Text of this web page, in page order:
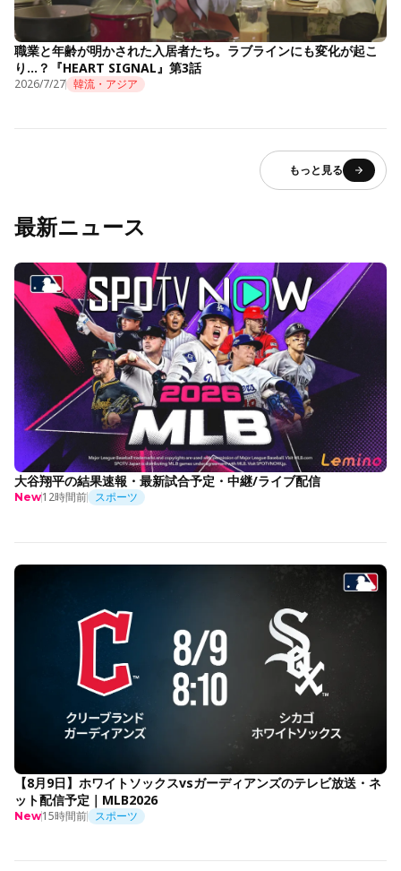
職業と年齢が明かされた入居者たち。ラブラインにも変化が起こ
り…？『HEART SIGNAL』第3話
2026/7/27 韓流・アジア
もっと見る
最新ニュース
大谷翔平の結果速報・最新試合予定・中継/ライブ配信
New12時間前 スポーツ
【8月9日】ホワイトソックスvsガーディアンズのテレビ放送・ネ
ット配信予定｜MLB2026
New15時間前 スポーツ